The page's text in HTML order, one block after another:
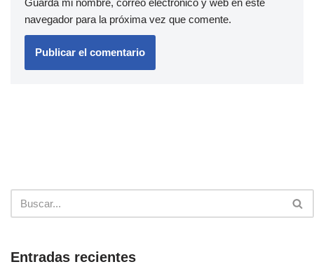
navegador para la próxima vez que comente.
Entradas recientes